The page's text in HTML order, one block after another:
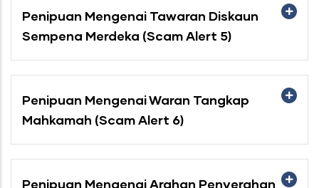
Penipuan Mengenai Tawaran Diskaun
Sempena Merdeka (Scam Alert 5)
Penipuan Mengenai Waran Tangkap
Mahkamah (Scam Alert 6)
Penipuan Mengenai Arahan Penyerahan